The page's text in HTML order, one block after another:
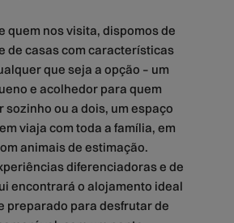
quem nos visita, dispomos de
de casas com características
que seja a opção – um
e acolhedor para quem
sozinho ou a dois, um espaço
viaja com toda a família, em
animais de estimação.
diferenciadoras e de
encontrará o alojamento ideal
preparado para desfrutar de